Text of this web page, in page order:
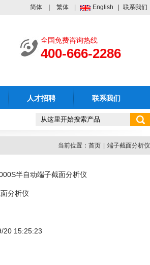
简体 繁体 English 联系我们
全国免费咨询热线
400-666-2286
人才招聘 联系我们
当前位置： 首页 端子截面分析仪
半自动端子截面分析仪
分析仪
20 15:25:23